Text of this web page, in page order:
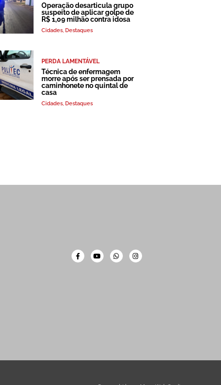
Operação desarticula grupo
suspeito de aplicar golpe de
R$ 1,09 milhão contra idosa
Cidades, Destaques
PERDA LAMENTÁVEL
Técnica de enfermagem
morre após ser prensada por
caminhonete no quintal de
casa
Cidades, Destaques